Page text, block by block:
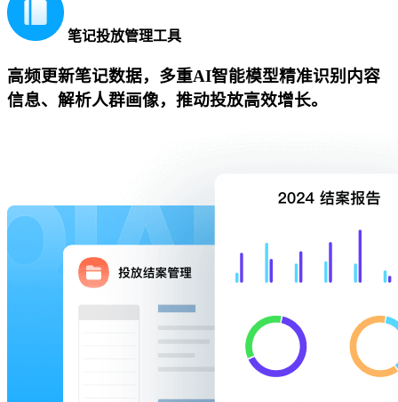
笔记投放管理工具
高频更新笔记数据，多重AI智能模型精准识别内容
信息、解析人群画像，推动投放高效增长。